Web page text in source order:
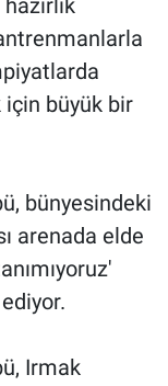
için büyük bir
bünyesindeki
arenada elde
Irmak